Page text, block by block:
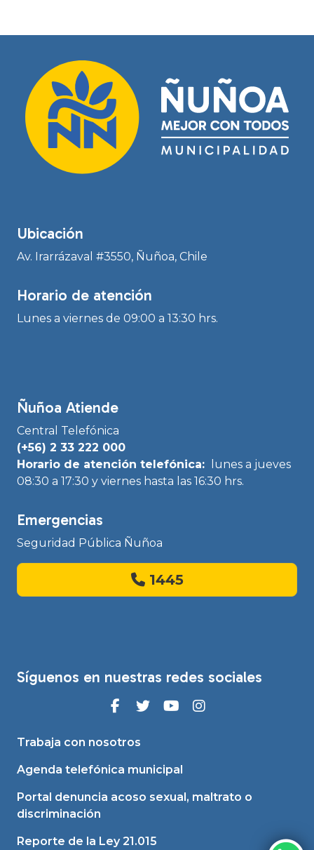
Ubicación
Av. Irarrázaval #3550, Ñuñoa, Chile
Horario de atención
Lunes a viernes de 09:00 a 13:30 hrs.
Ñuñoa Atiende
Central Telefónica
(+56) 2 33 222 000
Horario de atención telefónica:
lunes a jueves
08:30 a 17:30 y viernes hasta las 16:30 hrs.
Emergencias
Seguridad Pública Ñuñoa
1445
Síguenos en nuestras redes sociales
Trabaja con nosotros
Agenda telefónica municipal
Portal denuncia acoso sexual, maltrato o
discriminación
Reporte de la Ley 21.015